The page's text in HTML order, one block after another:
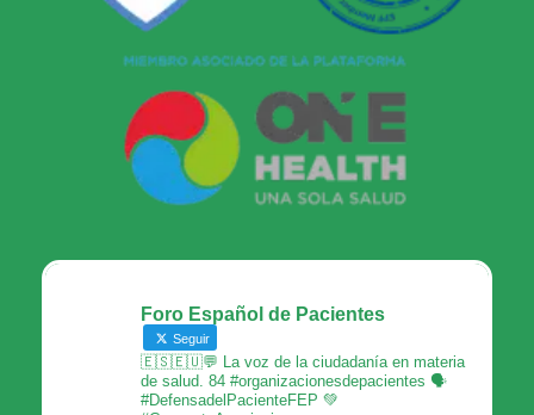
Foro Español de Pacientes
Seguir
🇪🇸🇪🇺💬 La voz de la ciudadanía en materia
de salud. 84 #organizacionesdepacientes 🗣
#DefensadelPacienteFEP 💚